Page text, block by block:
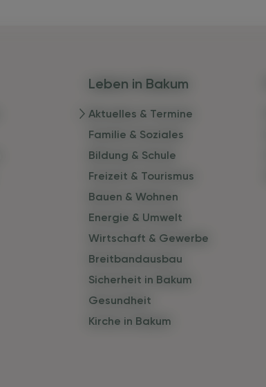
Leben in Bakum
Aktuelles & Termine
Familie & Soziales
Bildung & Schule
Freizeit & Tourismus
Bauen & Wohnen
Energie & Umwelt
Wirtschaft & Gewerbe
Breitbandausbau
Sicherheit in Bakum
Gesundheit
Kirche in Bakum